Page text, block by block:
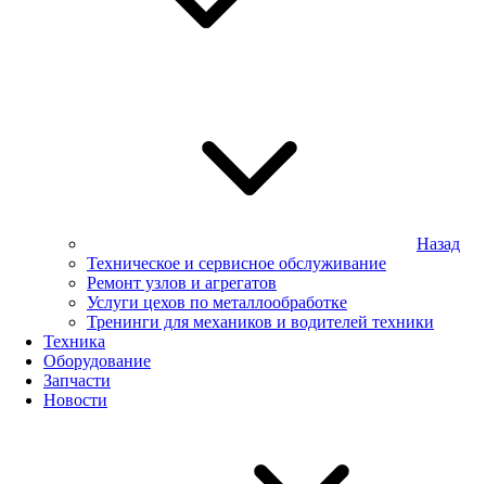
Назад
Техническое и сервисное обслуживание
Ремонт узлов и агрегатов
Услуги цехов по металлообработке
Тренинги для механиков и водителей техники
Техника
Оборудование
Запчасти
Новости